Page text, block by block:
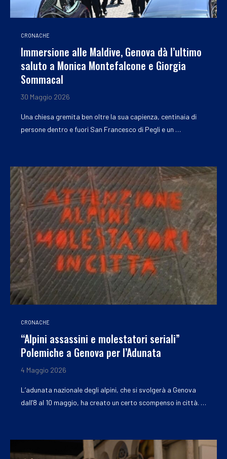
CRONACHE
Immersione alle Maldive, Genova dà l’ultimo
saluto a Monica Montefalcone e Giorgia
Sommacal
30 Maggio 2026
Una chiesa gremita ben oltre la sua capienza, centinaia di
persone dentro e fuori San Francesco di Pegli e un …
CRONACHE
“Alpini assassini e molestatori seriali”
Polemiche a Genova per l’Adunata
4 Maggio 2026
L’adunata nazionale degli alpini, che si svolgerà a Genova
dall’8 al 10 maggio, ha creato un certo scompenso in città. …